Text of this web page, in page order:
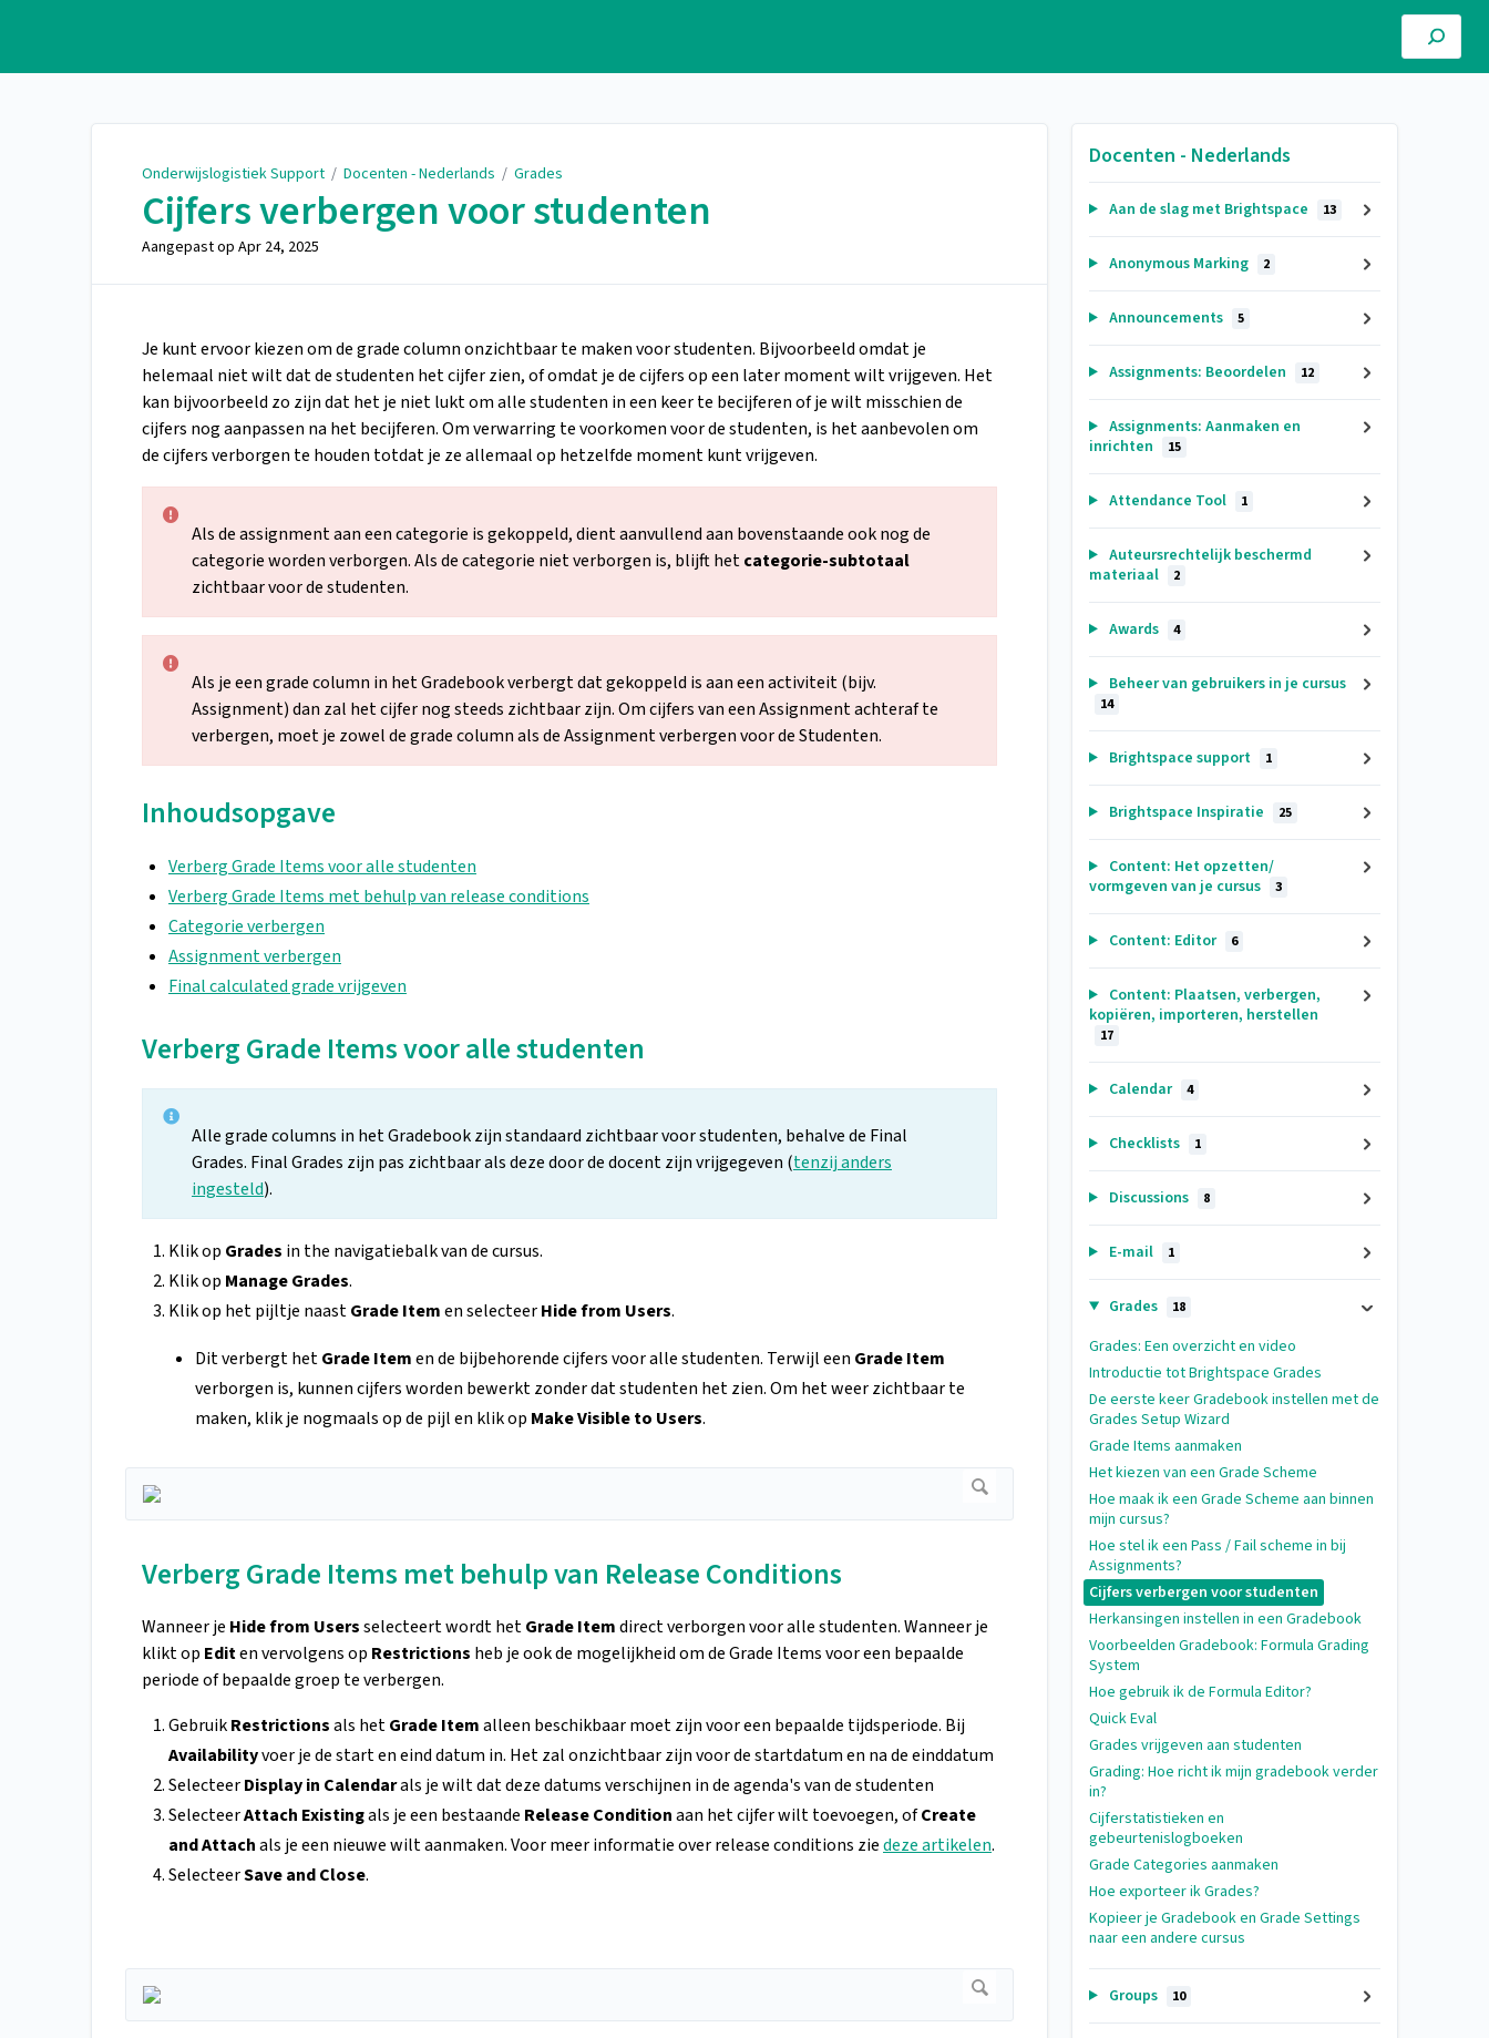
Onderwijslogistiek Support / Docenten - Nederlands / Grades
Cijfers verbergen voor studenten
Aangepast op Apr 24, 2025
Je kunt ervoor kiezen om de grade column onzichtbaar te maken voor studenten. Bijvoorbeeld omdat je
helemaal niet wilt dat de studenten het cijfer zien, of omdat je de cijfers op een later moment wilt vrijgeven. Het
kan bijvoorbeeld zo zijn dat het je niet lukt om alle studenten in een keer te becijferen of je wilt misschien de
cijfers nog aanpassen na het becijferen. Om verwarring te voorkomen voor de studenten, is het aanbevolen om
de cijfers verborgen te houden totdat je ze allemaal op hetzelfde moment kunt vrijgeven.
Als de assignment aan een categorie is gekoppeld, dient aanvullend aan bovenstaande ook nog de
categorie worden verborgen. Als de categorie niet verborgen is, blijft hetcategorie-subtotaal
zichtbaar voor de studenten.
Als je een grade column in het Gradebook verbergt dat gekoppeld is aan een activiteit (bijv.
Assignment) dan zal het cijfer nog steeds zichtbaar zijn. Om cijfers van een Assignment achteraf te
verbergen, moet je zowel de grade column als de Assignment verbergen voor de Studenten.
Inhoudsopgave
Verberg Grade Items voor alle studenten
Verberg Grade Items met behulp van release conditions
Categorie verbergen
Assignment verbergen
Final calculated grade vrijgeven
Verberg Grade Items voor alle studenten
Alle grade columns in het Gradebook zijn standaard zichtbaar voor studenten, behalve de Final
Grades. Final Grades zijn pas zichtbaar als deze door de docent zijn vrijgegeven (tenzij anders
ingesteld).
Klik op Grades in the navigatiebalk van de cursus.
Klik op Manage Grades.
Klik op het pijltje naastGrade Itemen selecteerHide from Users.
Dit verbergt hetGrade Itemen de bijbehorende cijfers voor alle studenten. Terwijl een Grade Item
verborgen is, kunnen cijfers worden bewerkt zonder dat studenten het zien. Om het weer zichtbaar te
maken, klik je nogmaals op de pijl en klik op Make Visible to Users.
Verberg Grade Items met behulp van Release Conditions
Wanneer je Hide from Usersselecteert wordt hetGrade Itemdirectverborgen voor alle studenten. Wanneer je
klikt op Editen vervolgens op Restrictions heb je ook de mogelijkheid om de Grade Items voor een bepaalde
periode of bepaalde groep te verbergen.
GebruikRestrictionsals hetGrade Itemalleen beschikbaar moet zijn voor een bepaalde tijdsperiode. Bij
Availabilityvoer je de start en eind datum in. Het zal onzichtbaar zijn voor de startdatum en na de einddatum
SelecteerDisplay in Calendarals je wilt dat deze datums verschijnen in de agenda's van de studenten
SelecteerAttach Existingals je een bestaande Release Conditionaan het cijfer wilt toevoegen, ofCreate
and Attachals je een nieuwe wilt aanmaken. Voor meer informatie over release conditions ziedeze artikelen.
SelecteerSave and Close.
Docenten - Nederlands
Aan de slag met Brightspace 13
Anonymous Marking 2
Announcements 5
Assignments: Beoordelen 12
Assignments: Aanmaken en
inrichten
15
Attendance Tool 1
Auteursrechtelijk beschermd
materiaal
2
Awards 4
Beheer van gebruikers in je cursus
14
Brightspace support 1
Brightspace Inspiratie 25
Content: Het opzetten/
vormgeven van je cursus
3
Content: Editor 6
Content: Plaatsen, verbergen,
kopiëren, importeren, herstellen
17
Calendar 4
Checklists 1
Discussions 8
E-mail 1
Grades 18
Grades: Een overzicht en video
Introductie tot Brightspace Grades
De eerste keer Gradebook instellen met de
Grades Setup Wizard
Grade Items aanmaken
Het kiezen van een Grade Scheme
Hoe maak ik een Grade Scheme aan binnen
mijn cursus?
Hoe stel ik een Pass / Fail scheme in bij
Assignments?
Cijfers verbergen voor studenten
Herkansingen instellen in een Gradebook
Voorbeelden Gradebook: Formula Grading
System
Hoe gebruik ik de Formula Editor?
Quick Eval
Grades vrijgeven aan studenten
Grading: Hoe richt ik mijn gradebook verder
in?
Cijferstatistieken en
gebeurtenislogboeken
Grade Categories aanmaken
Hoe exporteer ik Grades?
Kopieer je Gradebook en Grade Settings
naar een andere cursus
Groups 10